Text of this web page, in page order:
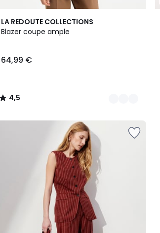
LA REDOUTE COLLECTIONS
Blazer coupe ample
64,99 €
4,5
/ 5
2
Couleurs
4,5
/